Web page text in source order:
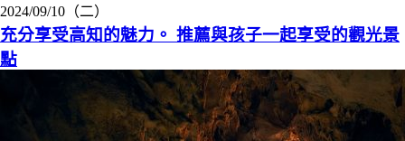
2024/09/10（二）
充分享受高知的魅力。 推薦與孩子一起享受的觀光景
點